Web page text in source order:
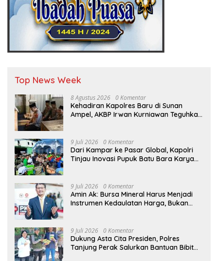
Top News Week
8 Agustus 2026 0 Komentar
Kehadiran Kapolres Baru di Sunan
Ampel, AKBP Irwan Kurniawan Teguhkan
9 Juli 2026 0 Komentar
Dari Kampar ke Pasar Global, Kapolri
Tinjau Inovasi Pupuk Batu Bara Karya
9 Juli 2026 0 Komentar
Amin Ak: Bursa Mineral Harus Menjadi
Instrumen Kedaulatan Harga, Bukan
9 Juli 2026 0 Komentar
Dukung Asta Cita Presiden, Polres
Tanjung Perak Salurkan Bantuan Bibit